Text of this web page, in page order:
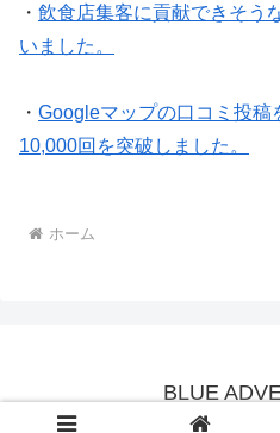
・ 飲食店集客に貢献できそう
いました。
・ Googleマップの口コミ投稿
10,000回を突破しました。
ホーム
BLUE
© 2024 BLUE